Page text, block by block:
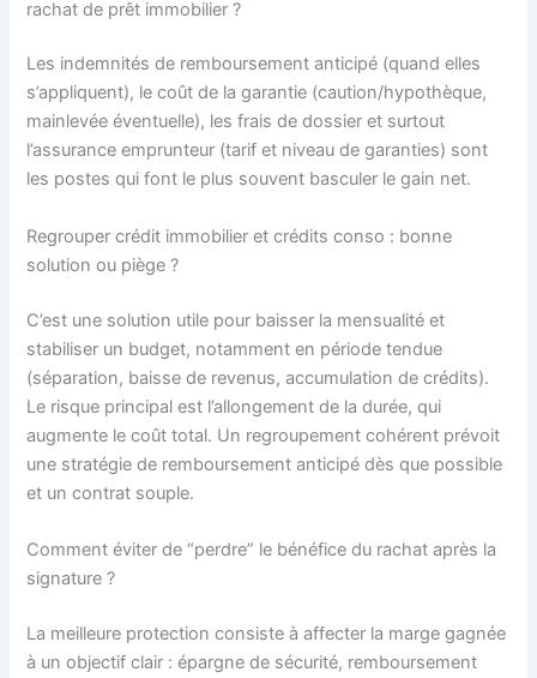
rachat de prêt immobilier ?
Les indemnités de remboursement anticipé (quand elles
s’appliquent), le coût de la garantie (caution/hypothèque,
mainlevée éventuelle), les frais de dossier et surtout
l’assurance emprunteur (tarif et niveau de garanties) sont
les postes qui font le plus souvent basculer le gain net.
Regrouper crédit immobilier et crédits conso : bonne
solution ou piège ?
C’est une solution utile pour baisser la mensualité et
stabiliser un budget, notamment en période tendue
(séparation, baisse de revenus, accumulation de crédits).
Le risque principal est l’allongement de la durée, qui
augmente le coût total. Un regroupement cohérent prévoit
une stratégie de remboursement anticipé dès que possible
et un contrat souple.
Comment éviter de “perdre” le bénéfice du rachat après la
signature ?
La meilleure protection consiste à affecter la marge gagnée
à un objectif clair : épargne de sécurité, remboursement